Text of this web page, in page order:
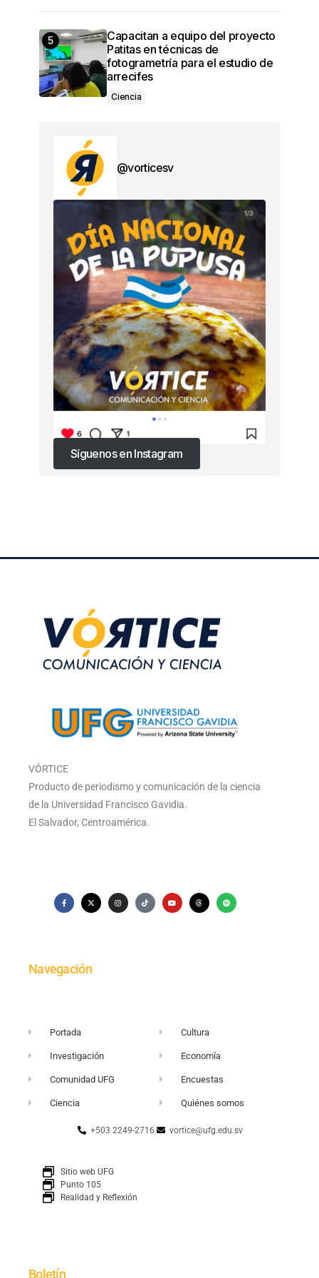
Capacitan a equipo del proyecto
Patitas en técnicas de
fotogrametría para el estudio de
arrecifes
Ciencia
@vorticesv
Síguenos en Instagram
VÓRTICE
Producto de periodismo y comunicación de la ciencia
de la Universidad Francisco Gavidia.
El Salvador, Centroamérica.
Navegación
Portada
Investigación
Comunidad UFG
Ciencia
Cultura
Economía
Encuestas
Quiénes somos
+503 2249-2716 vortice@ufg.edu.sv
Sitio web UFG
Punto 105
Realidad y Reflexión
Boletín